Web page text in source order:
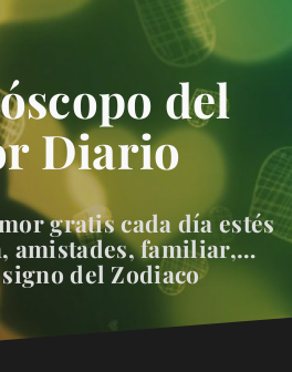
del
Diario
gratis cada día estés
amistades, familiar,…
del Zodiaco